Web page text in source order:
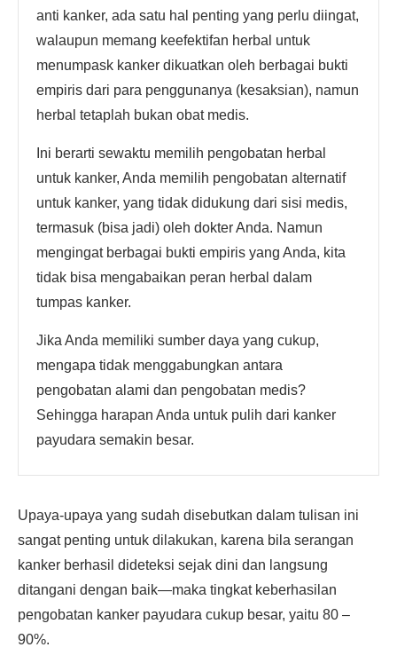
anti kanker, ada satu hal penting yang perlu diingat,
walaupun memang keefektifan herbal untuk
menumpask kanker dikuatkan oleh berbagai bukti
empiris dari para penggunanya (kesaksian), namun
herbal tetaplah bukan obat medis.
Ini berarti sewaktu memilih pengobatan herbal
untuk kanker, Anda memilih pengobatan alternatif
untuk kanker, yang tidak didukung dari sisi medis,
termasuk (bisa jadi) oleh dokter Anda. Namun
mengingat berbagai bukti empiris yang Anda, kita
tidak bisa mengabaikan peran herbal dalam
tumpas kanker.
Jika Anda memiliki sumber daya yang cukup,
mengapa tidak menggabungkan antara
pengobatan alami dan pengobatan medis?
Sehingga harapan Anda untuk pulih dari kanker
payudara semakin besar.
Upaya-upaya yang sudah disebutkan dalam tulisan ini
sangat penting untuk dilakukan, karena bila serangan
kanker berhasil dideteksi sejak dini dan langsung
ditangani dengan baik—maka tingkat keberhasilan
pengobatan kanker payudara cukup besar, yaitu 80 –
90%.